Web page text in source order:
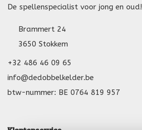
De spellenspecialist voor jong en oud!
Brammert 24
3650 Stokkem
+32 486 46 09 65
info@dedobbelkelder.be
btw-nummer: BE 0764 819 957